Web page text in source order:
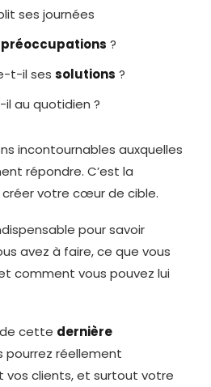
ses journées
préoccupations ?
t-il ses solutions ?
au quotidien ?
incontournables auxquelles
répondre. C’est la
votre cœur de cible.
pour savoir
avez à faire, ce que vous
comment vous pouvez lui
de cette dernière
pourrez réellement
vos clients, et surtout votre